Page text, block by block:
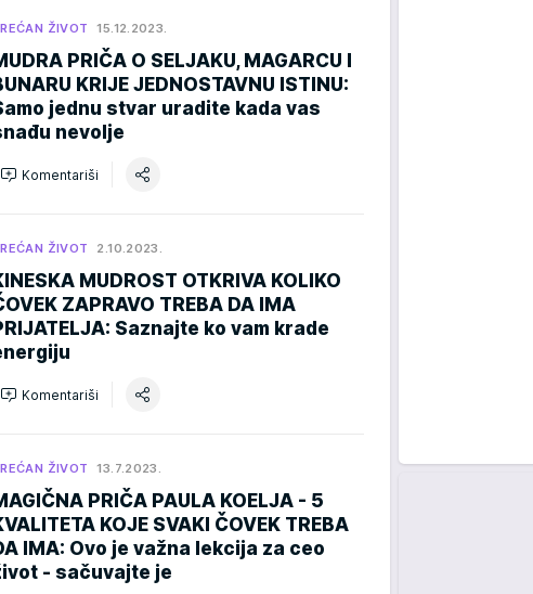
ŽIVOT 15.12.2023.
PRIČA O SELJAKU, MAGARCU I
KRIJE JEDNOSTAVNU ISTINU:
jednu stvar uradite kada vas
nevolje
Komentariši
ŽIVOT 2.10.2023.
MUDROST OTKRIVA KOLIKO
ZAPRAVO TREBA DA IMA
Saznajte ko vam krade
Komentariši
ŽIVOT 13.7.2023.
PRIČA PAULA KOELJA - 5
KOJE SVAKI ČOVEK TREBA
IMA: Ovo je važna lekcija za ceo
- sačuvajte je